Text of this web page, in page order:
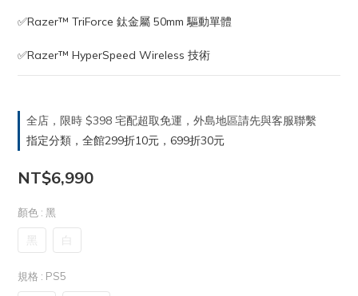
✅Razer™ TriForce 鈦金屬 50mm 驅動單體
✅Razer™ HyperSpeed Wireless 技術
全店，限時 $398 宅配超取免運，外島地區請先與客服聯繫
指定分類，全館299折10元，699折30元
NT$6,990
顏色 : 黑
黑 白
規格 : PS5